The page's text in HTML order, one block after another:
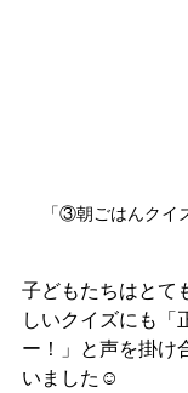
「③朝ごはんクイ
子どもたちはとて
しいクイズにも「
ー！」と声を掛け
いました☺